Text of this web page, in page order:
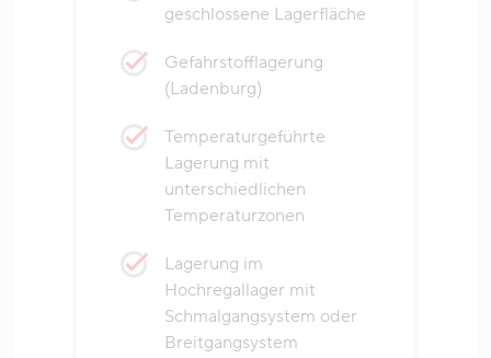
geschlossene Lagerfläche
Gefahrstofflagerung
(Ladenburg)
Temperaturgeführte
Lagerung mit
unterschiedlichen
Temperaturzonen
Lagerung im
Hochregallager mit
Schmalgangsystem oder
Breitgangsystem